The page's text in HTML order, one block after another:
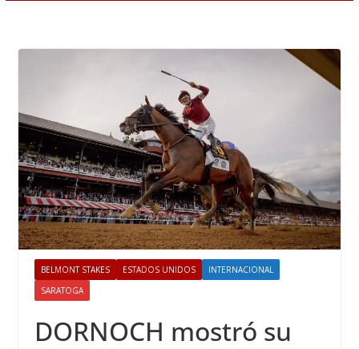
BELMONT STAKES ESTADOS UNIDOS
INTERNACIONAL
SARATOGA
DORNOCH mostró su